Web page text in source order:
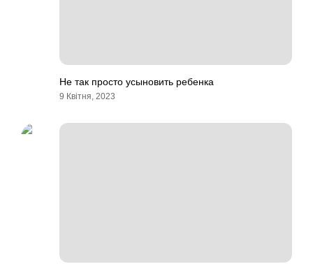
Не так просто усыновить ребенка
9 Квітня, 2023